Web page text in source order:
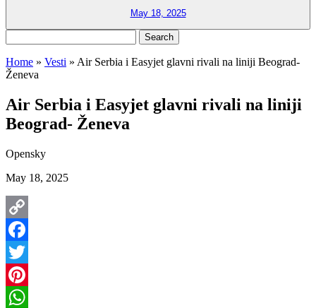
May 18, 2025
for:
Home » Vesti » Air Serbia i Easyjet glavni rivali na liniji Beograd-
Ženeva
Air Serbia i Easyjet glavni rivali na liniji
Beograd- Ženeva
Opensky
May 18, 2025
Copy
Link
Facebook
Twitter
Pinterest